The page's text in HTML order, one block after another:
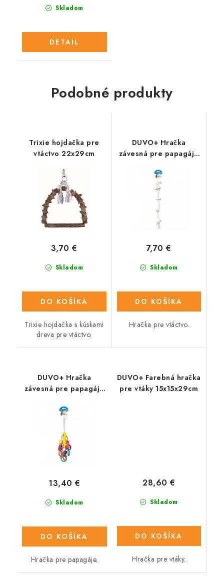
Skladom
DETAIL
Podobné produkty
Trixie hojdačka pre
vtáctvo 22x29cm
Skladom
3,70 €
DO KOŠÍKA
Trixie hojdačka s kúskami
dreva pre vtáctvo.
DUVO+ Hračka
závesná pre papagáje
Skladom
7,70 €
DO KOŠÍKA
Hračka pre vtáctvo.
DUVO+ Hračka
závesná pre papagáje
krúžkami 33cm
Skladom
13,40 €
DO KOŠÍKA
Hračka pre papagáje.
DUVO+ Farebná hračka
pre vtáky 15x15x29cm
Skladom
28,60 €
DO KOŠÍKA
Hračka pre vtáky.